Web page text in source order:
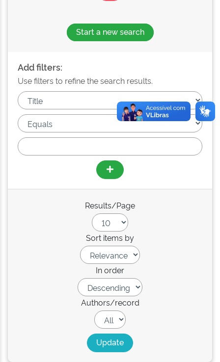
Start a new search
Add filters:
Use filters to refine the search results.
Results/Page
Sort items by
In order
Authors/record